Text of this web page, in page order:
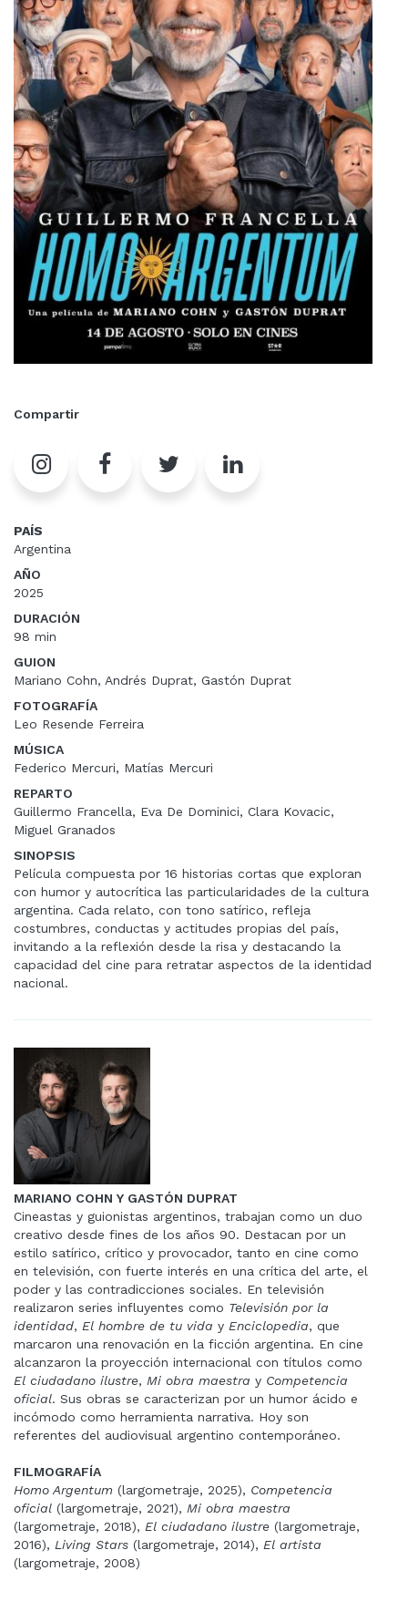
Compartir
PAÍS
Argentina
AÑO
2025
DURACIÓN
98 min
GUION
Mariano Cohn, Andrés Duprat, Gastón Duprat
FOTOGRAFÍA
Leo Resende Ferreira
MÚSICA
Federico Mercuri, Matías Mercuri
REPARTO
Guillermo Francella, Eva De Dominici, Clara Kovacic,
Miguel Granados
SINOPSIS
Película compuesta por 16 historias cortas que exploran
con humor y autocrítica las particularidades de la cultura
argentina. Cada relato, con tono satírico, refleja
costumbres, conductas y actitudes propias del país,
invitando a la reflexión desde la risa y destacando la
capacidad del cine para retratar aspectos de la identidad
nacional.
MARIANO COHN Y GASTÓN DUPRAT
Cineastas y guionistas argentinos, trabajan como un duo
creativo desde fines de los años 90. Destacan por un
estilo satírico, crítico y provocador, tanto en cine como
en televisión, con fuerte interés en una crítica del arte, el
poder y las contradicciones sociales. En televisión
realizaron series influyentes como Televisión por la
identidad, El hombre de tu vida y Enciclopedia, que
marcaron una renovación en la ficción argentina. En cine
alcanzaron la proyección internacional con títulos como
El ciudadano ilustre, Mi obra maestra y Competencia
oficial. Sus obras se caracterizan por un humor ácido e
incómodo como herramienta narrativa. Hoy son
referentes del audiovisual argentino contemporáneo.
FILMOGRAFÍA
Homo Argentum (largometraje, 2025), Competencia
oficial (largometraje, 2021), Mi obra maestra
(largometraje, 2018), El ciudadano ilustre (largometraje,
2016), Living Stars (largometraje, 2014), El artista
(largometraje, 2008)